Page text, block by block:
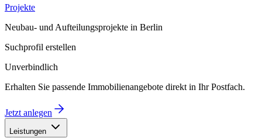
Projekte
Neubau- und Aufteilungsprojekte in Berlin
Suchprofil erstellen
Unverbindlich
Erhalten Sie passende Immobilienangebote direkt in Ihr Postfach.
Jetzt anlegen
Leistungen